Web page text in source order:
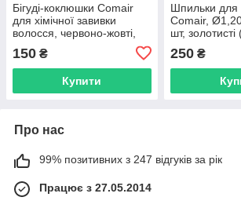
Бігуді-коклюшки Comair
для хімічної завивки
волосся, червоно-жовті,
150 ₴
Купити
Шпильки для
Comair,
шт,
250₴
Про нас
99% позитивних з 247 відгуків за рік
Працює з 27.05.2014